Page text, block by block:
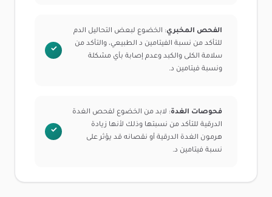
الفحص المخبري: الخضوع لبعض التحاليل الدم
للتأكد من نسبة الفيتامين د الطبيعي، والتأكد من
سلامة الكلى والكبد وعدم إصابة بأي مشكلة
ونسبة فيتامين د.
فحوصات الغدة: لابد من الخضوع لفحص الغدة
الدرقية للتأكد من نسبتها وذلك لأنها زيادة
هرمون الغدة الدرقية أو نقصانه قد يؤثر على
نسبة فيتامين د.